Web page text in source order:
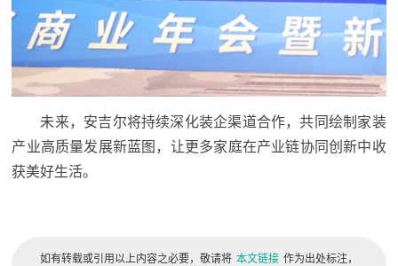
未来，安吉尔将持续深化装企渠道合作，共同绘制家装
产业高质量发展新蓝图，让更多家庭在产业链协同创新中收
获美好生活。
如有转载或引用以上内容之必要，敬请将 本文链接 作为出处标注，